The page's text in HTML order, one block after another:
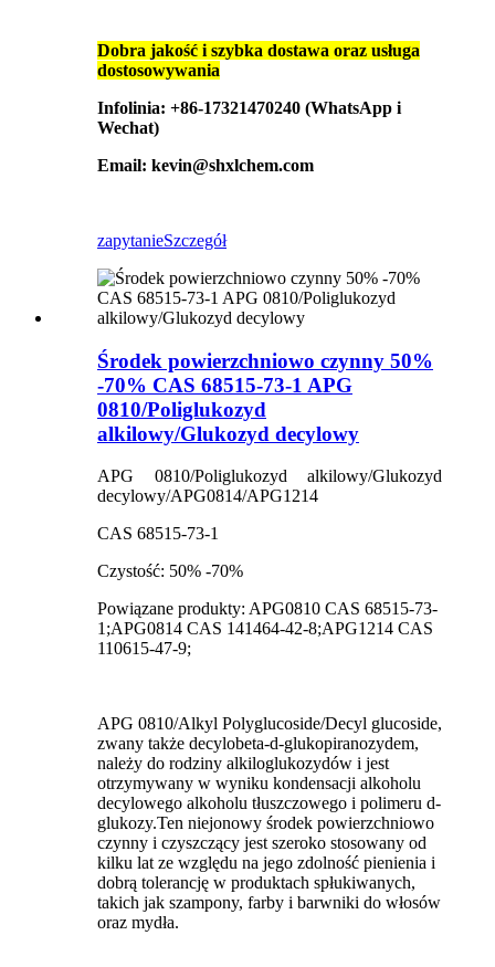
Dobra jakość i szybka dostawa oraz usługa
dostosowywania
Infolinia: +86-17321470240 (WhatsApp i
Wechat)
Email: kevin@shxlchem.com
zapytanieSzczegół
Środek powierzchniowo czynny 50%
-70% CAS 68515-73-1 APG
0810/Poliglukozyd
alkilowy/Glukozyd decylowy
APG 0810/Poliglukozyd alkilowy/Glukozyd
decylowy/APG0814/APG1214
CAS 68515-73-1
Czystość: 50% -70%
Powiązane produkty: APG0810 CAS 68515-73-
1;APG0814 CAS 141464-42-8;APG1214 CAS
110615-47-9;
APG 0810/Alkyl Polyglucoside/Decyl glucoside,
zwany także decylobeta-d-glukopiranozydem,
należy do rodziny alkiloglukozydów i jest
otrzymywany w wyniku kondensacji alkoholu
decylowego alkoholu tłuszczowego i polimeru d-
glukozy.Ten niejonowy środek powierzchniowo
czynny i czyszczący jest szeroko stosowany od
kilku lat ze względu na jego zdolność pienienia i
dobrą tolerancję w produktach spłukiwanych,
takich jak szampony, farby i barwniki do włosów
oraz mydła.